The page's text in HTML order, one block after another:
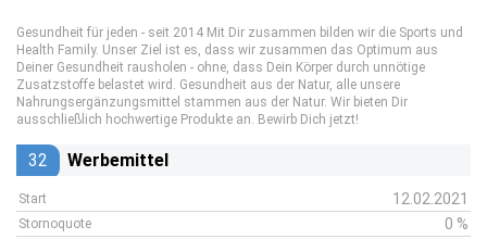
Gesundheit für jeden - seit 2014 Mit Dir zusammen bilden wir die Sports und
Health Family. Unser Ziel ist es, dass wir zusammen das Optimum aus
Deiner Gesundheit rausholen - ohne, dass Dein Körper durch unnötige
Zusatzstoffe belastet wird. Gesundheit aus der Natur, alle unsere
Nahrungsergänzungsmittel stammen aus der Natur. Wir bieten Dir
ausschließlich hochwertige Produkte an. Bewirb Dich jetzt!
32 Werbemittel
Start 12.02.2021
Stornoquote 0 %